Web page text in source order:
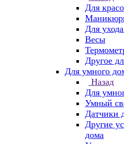
Для
Для
Весы
Другое
Для умного
Назад
Для
Умный
Датчики
Другие
дома